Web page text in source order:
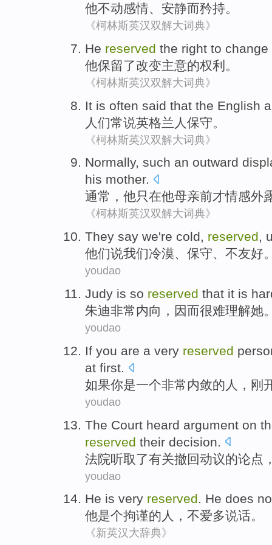
他不动感情、 安静而矜持。
《柯林斯英汉双解大词典》
He reserved the right to change
他保留了改变主意的权利 。
《柯林斯英汉双解大词典》
It is often said that the English
人们常说英格兰 人 保守 。
《柯林斯英汉双解大词典》
Normally, such an outward
his mother.
通常 ， 他只在他母亲前才情感外
《柯林斯英汉双解大词典》
They say we're cold, reserved,
他们说我们冷漠、 保守、 不友好
youdao
Judy is so reserved that it is
朱迪非常内向 ，因而很难理解她
youdao
If you are a very reserved
at first.
如果你是一个非常内敛的 人 ，刚
youdao
The Court heard argument on
reserved their decision
法院听取了有关撤回动议的论点
youdao
He is very reserved. He does
他是个拘谨的人， 不爱多说话。
《新英汉大辞典》